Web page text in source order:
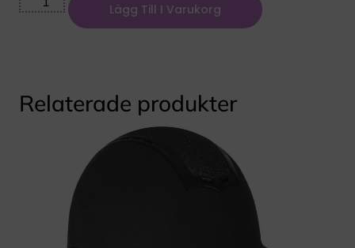
Lägg Till I Varukorg
Relaterade produkter